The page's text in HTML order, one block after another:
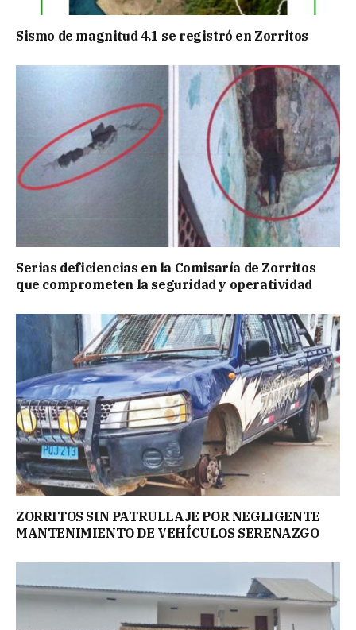
Sismo de magnitud 4.1 se registró en Zorritos
Serias deficiencias en la Comisaría de Zorritos
que comprometen la seguridad y operatividad
ZORRITOS SIN PATRULLAJE POR NEGLIGENTE
MANTENIMIENTO DE VEHÍCULOS SERENAZGO